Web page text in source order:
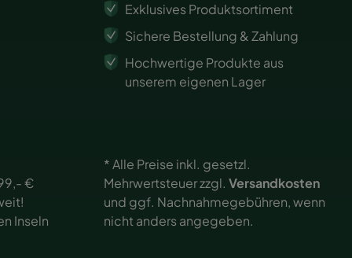
Exklusives Produktsortiment
Sichere Bestellung & Zahlung
Hochwertige Produkte aus
unserem eigenen Lager
€
Inseln
* Alle Preise inkl. gesetzl.
Mehrwertsteuer zzgl. Versandkosten
und ggf. Nachnahmegebühren, wenn
nicht anders angegeben.